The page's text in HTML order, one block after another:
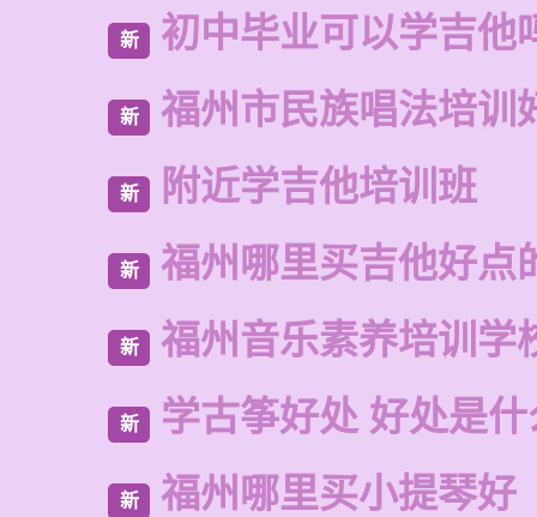
新 初中毕业可以学吉他
新 福州市民族唱法培训
新 附近学吉他培训班
新 福州哪里买吉他好点
新 福州音乐素养培训学
新 学古筝好处 好处是什
新 福州哪里买小提琴好